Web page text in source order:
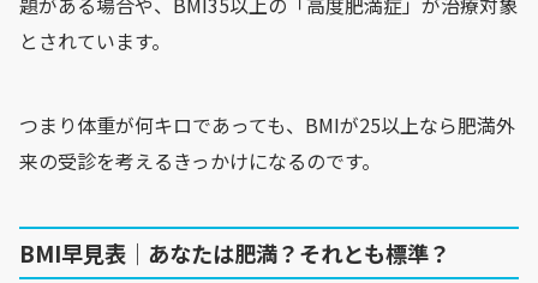
とされています。
つまり体重が何キロであっても、BMIが25以上なら肥満外
来の受診を考えるきっかけになるのです。
BMI早見表｜あなたは肥満？それとも標準？